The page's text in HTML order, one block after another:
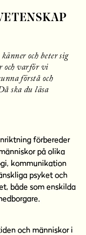
och beter sig
och varför vi
förstå och
ska du läsa
förbereder
på olika
kommunikation
psyket och
både som enskilda
och människor i